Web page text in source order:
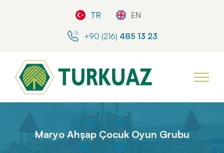
TR EN
+90 (216) 485 13 23
Maryo Ahşap Çocuk Oyun Grubu